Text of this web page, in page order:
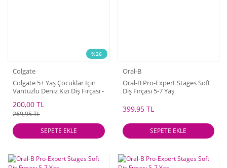
%26
Colgate
Colgate 5+ Yaş Çocuklar İçin
Vantuzlu Deniz Kızı Diş Fırçası -
200,00 TL
269,95 TL
SEPETE EKLE
Oral-B
Oral-B Pro-Expert Stages Soft
Diş Fırçası 5-7 Yaş
399,95 TL
SEPETE EKLE